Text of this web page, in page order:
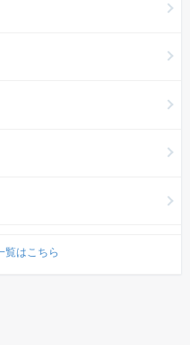
覧はこちら